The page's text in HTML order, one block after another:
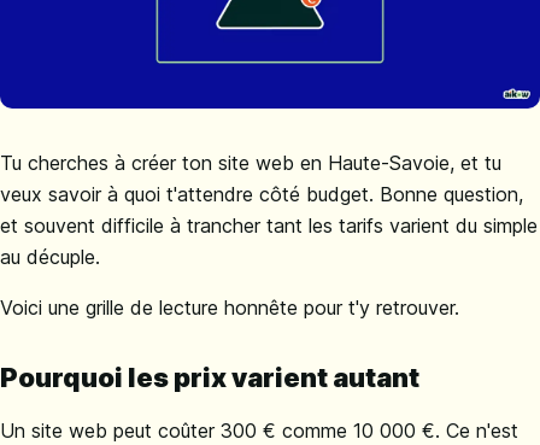
Tu cherches à créer ton site web en Haute-Savoie, et tu
veux savoir à quoi t'attendre côté budget. Bonne question,
et souvent difficile à trancher tant les tarifs varient du simple
au décuple.
Voici une grille de lecture honnête pour t'y retrouver.
Pourquoi les prix varient autant
Un site web peut coûter 300 € comme 10 000 €. Ce n'est